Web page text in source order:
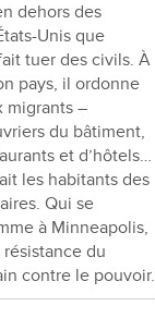
dehors des
Unis que
tuer des civils. À
pays, il ordonne
migrants –
du bâtiment,
et d’hôtels…
les habitants des
Qui se
à Minneapolis,
du
contre le pouvoir.